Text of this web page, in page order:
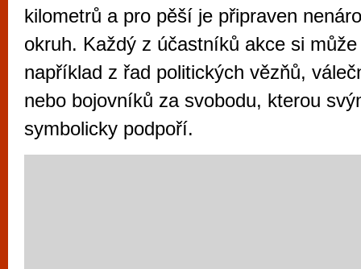
kilometrů a pro pěší je připraven
okruh. Každý z účastníků akce si
například z řad politických vězňů,
nebo bojovníků za svobodu, kterou
symbolicky podpoří.
vyzkoušet různé kasinové hry. V
metropoli naleznete širokou nabídku her
po moderní automaty jak pro pravidelné
příležitostné hráče. V...